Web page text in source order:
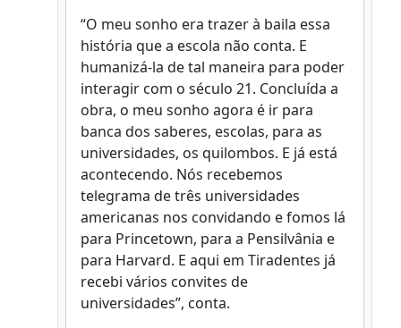
“O meu sonho era trazer à baila essa
história que a escola não conta. E
humanizá-la de tal maneira para poder
interagir com o século 21. Concluída a
obra, o meu sonho agora é ir para
banca dos saberes, escolas, para as
universidades, os quilombos. E já está
acontecendo. Nós recebemos
telegrama de três universidades
americanas nos convidando e fomos lá
para Princetown, para a Pensilvânia e
para Harvard. E aqui em Tiradentes já
recebi vários convites de
universidades”, conta.